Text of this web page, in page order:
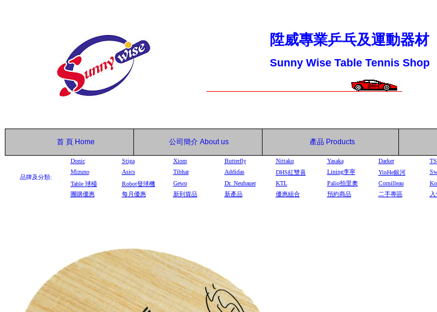
陞威專業乒乓及運動器材
Sunny Wise Table Tennis Shop
首 頁 Home 公司簡介 About us 產品 Products
品牌及分類:
Donic Stiga Xiom Butterfly Nittaku Yasaka Darker
Mizuno
Asics Tibhar Addidas DHS紅雙喜 Lining李寧 YinHe銀河
Table 球檯 Robot發球機 Gewo Dr. Neubauer KTL Palio拍里奧 Cornilleau
團購優惠
每月優惠 新到貨品 新產品 優惠組合 預約商品 二手專區